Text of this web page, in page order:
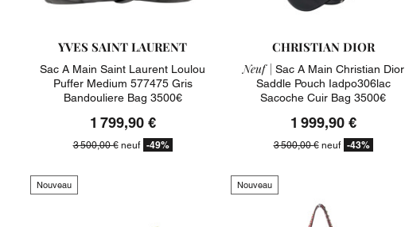
YVES SAINT LAURENT
Sac A Main Saint Laurent Loulou
Puffer Medium 577475 Gris
Bandouliere Bag 3500€
1 799,90 €
3 500,00 €neuf -49%
CHRISTIAN DIOR
Neuf | Sac A Main Christian Dior
Saddle Pouch Iadpo306lac
Sacoche Cuir Bag 3500€
1 999,90 €
3 500,00 €neuf -43%
Nouveau Nouveau